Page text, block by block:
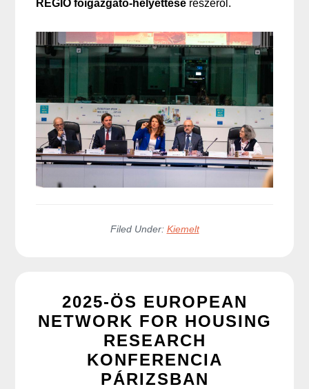
REGIO főigazgató-helyettese részéről.
Filed Under: Kiemelt
2025-ÖS EUROPEAN
NETWORK FOR HOUSING
RESEARCH
KONFERENCIA
PÁRIZSBAN